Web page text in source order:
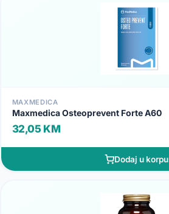
MAXMEDICA
Maxmedica Osteoprevent Forte A60
32,05 KM
Dodaj u korpu